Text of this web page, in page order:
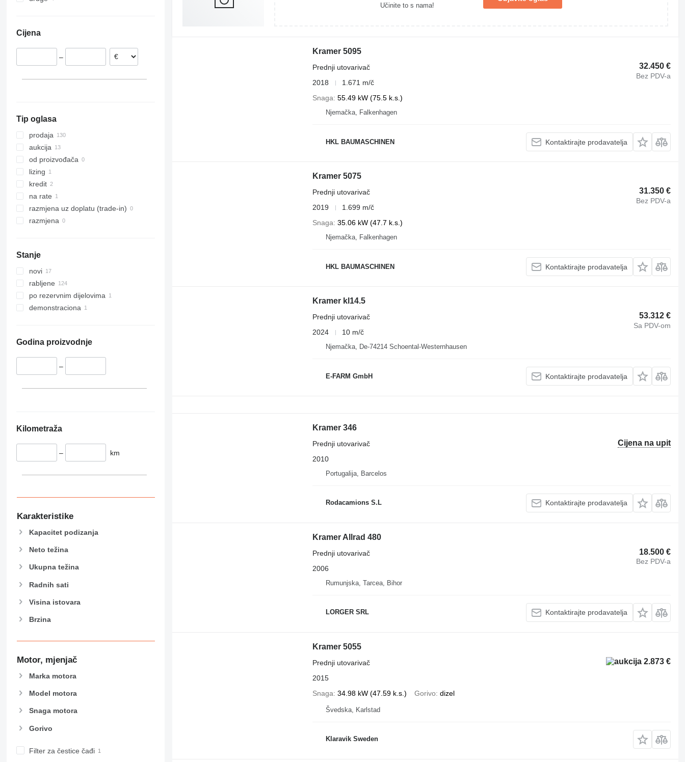
966
972
992
F-series
G-series
GC
IT
NR
Švedska
Finska
Cijena
–
Tip oglasa
prodaja
aukcija
od proizvođača
lizing
kredit
na rate
razmjena uz doplatu (trade-in)
razmjena
Stanje
novi
rabljene
po rezervnim dijelovima
demonstraciona
Godina proizvodnje
–
Kilometraža
– km
Karakteristike
Kapacitet podizanja
Neto težina
Ukupna težina
Radnih sati
Visina istovara
Brzina
Motor, mjenjač
Marka motora
Model motora
Snaga motora
Gorivo
Filter za čestice čađi
Učinite to s nama!
Kramer 5095
32.450 €
Bez PDV-a
Prednji utovarivač
2018
1.671 m/č
Snaga 55.49 kW (75.5 k.s.)
Njemačka, Falkenhagen
HKL BAUMASCHINEN Kontaktirajte prodavatelja
Kramer 5075
31.350 €
Bez PDV-a
Prednji utovarivač
2019
1.699 m/č
Snaga 35.06 kW (47.7 k.s.)
Njemačka, Falkenhagen
HKL BAUMASCHINEN Kontaktirajte prodavatelja
Kramer kl14.5
53.312 €
Sa PDV-om
Prednji utovarivač
2024
10 m/č
Njemačka, De-74214 Schoental-Westernhausen
E-FARM GmbH Kontaktirajte prodavatelja
Kramer 346
Cijena na upit
Prednji utovarivač
2010
Portugalija, Barcelos
Rodacamions S.L Kontaktirajte prodavatelja
Kramer Allrad 480
18.500 €
Bez PDV-a
Prednji utovarivač
2006
Rumunjska, Tarcea, Bihor
LORGER SRL Kontaktirajte prodavatelja
Kramer 5055
2.873 €
Prednji utovarivač
2015
Snaga 34.98 kW (47.59 k.s.) Gorivo dizel
Švedska, Karlstad
Klaravik Sweden